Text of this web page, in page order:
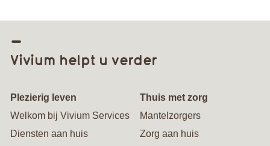
Vivium helpt u verder
Plezierig leven
Welkom bij Vivium Services
Diensten aan huis
Thuis met zorg
Mantelzorgers
Zorg aan huis